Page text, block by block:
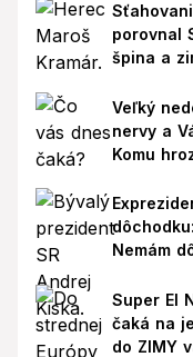
porovnal
špina a
Veľký
nervy a
Komu
Nemám
Super El
čaká na
do ZIMY